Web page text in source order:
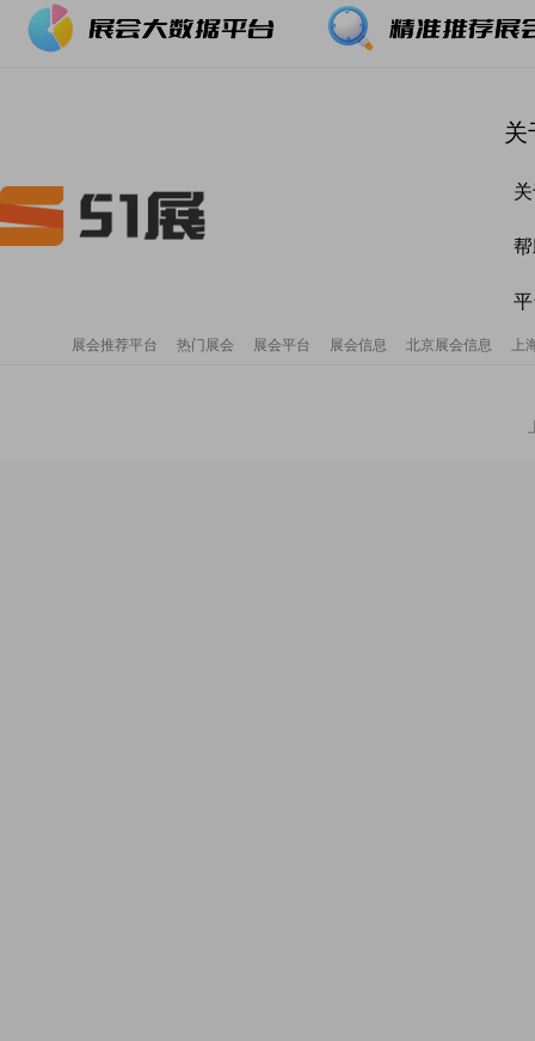
关
展会推荐平台 热门展会 展会平台 展会信息 北京展会信息 上